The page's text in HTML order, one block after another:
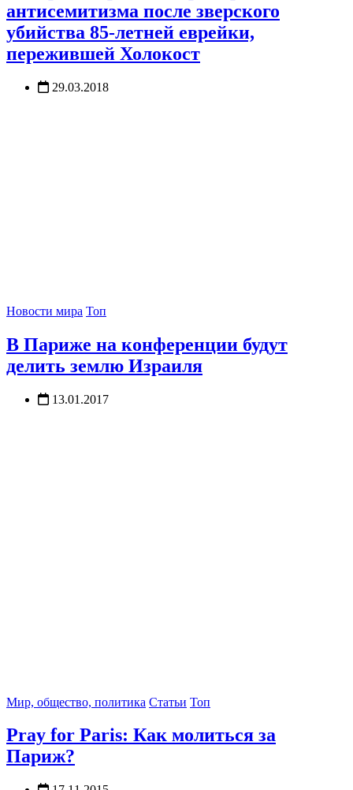
антисемитизма после зверского
убийства 85-летней еврейки,
пережившей Холокост
29.03.2018
Новости мира Топ
В Париже на конференции будут
делить землю Израиля
13.01.2017
Мир, общество, политика Статьи Топ
Pray for Paris: Как молиться за
Париж?